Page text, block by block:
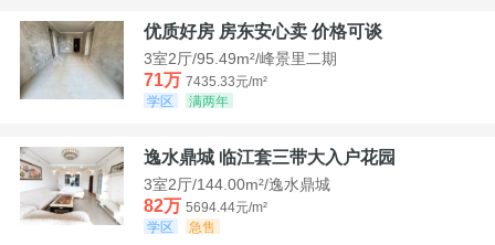
优质好房 房东安心卖 价格可谈
3室2厅/95.49m²/峰景里二期
71万 7435.33元/m²
学区
满两年
逸水鼎城 临江套三带大入户花园
3室2厅/144.00m²/逸水鼎城
82万 5694.44元/m²
学区
急售